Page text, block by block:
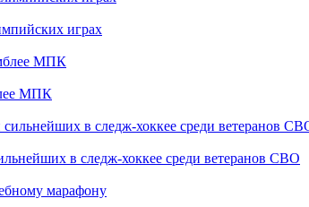
играх
МПК
в следж-хоккее среди ветеранов СВО